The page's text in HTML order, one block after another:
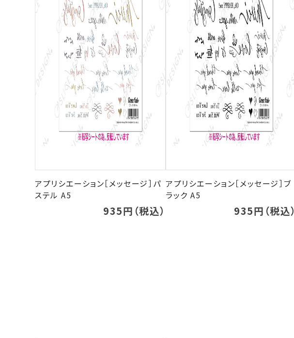
アプリシエーション［メッセージ］パ
ステル A5
935円（税込）
アプリシエーション［メッセージ］ブ
ラック A5
935円（税込）